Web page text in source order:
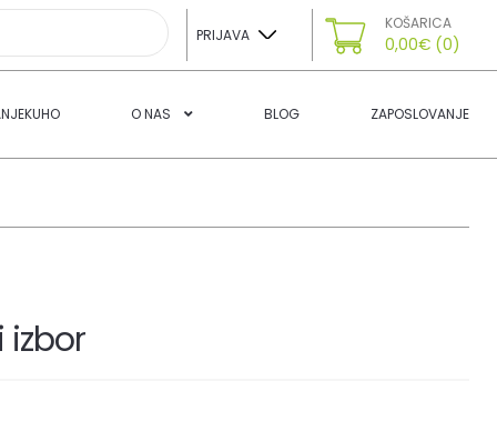
PRIJAVA
KOŠARICA
0,00€ (0)
O NAS BLOG ZAPOSLOVANJE